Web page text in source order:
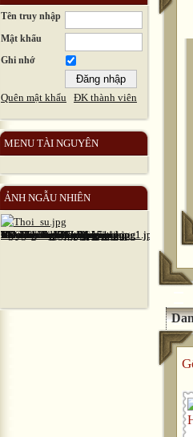
Tên truy nhập
Mật khẩu
Ghi nhớ
Quên mật khẩu ĐK thành viên
MENU TÀI NGUYÊN
ẢNH NGẪU NHIÊN